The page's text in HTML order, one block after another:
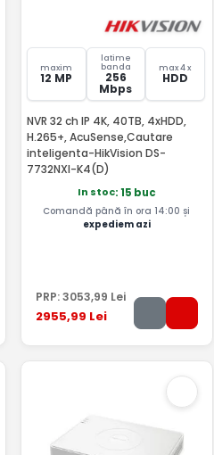
maxim
12 MP
latime
banda
256
Mbps
max 4 x
HDD
NVR 32 ch IP 4K, 40TB, 4xHDD,
H.265+, AcuSense,Cautare
inteligenta-HikVision DS-
7732NXI-K4(D)
In stoc: 15 buc
Comandă până în ora 14:00 și
expediem azi
PRP:3053,99 Lei
2955,99 Lei